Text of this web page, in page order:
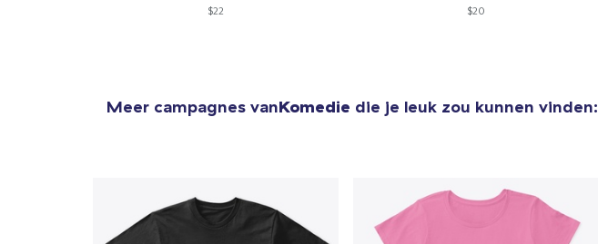
$22 $20
Meer campagnes vanKomedie die je leuk zou kunnen vinden: